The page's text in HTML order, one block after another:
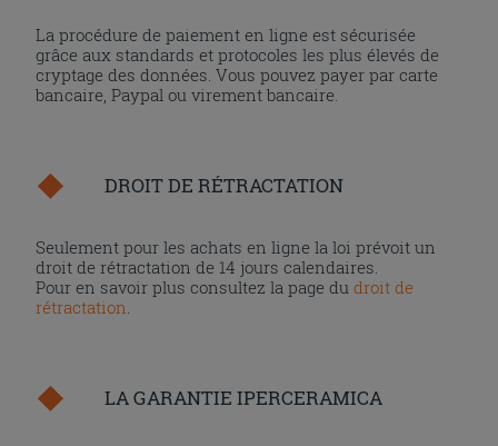
La procédure de paiement en ligne est sécurisée
grâce aux standards et protocoles les plus élevés de
cryptage des données. Vous pouvez payer par carte
bancaire, Paypal ou virement bancaire.
DROIT DE RÉTRACTATION
Seulement pour les achats en ligne la loi prévoit un
droit de rétractation de 14 jours calendaires.
Pour en savoir plus consultez la page dudroit de
rétractation
LA GARANTIE IPERCERAMICA